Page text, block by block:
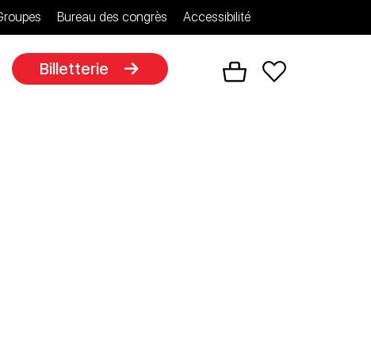
Bureau des congrès Accessibilité
Billetterie